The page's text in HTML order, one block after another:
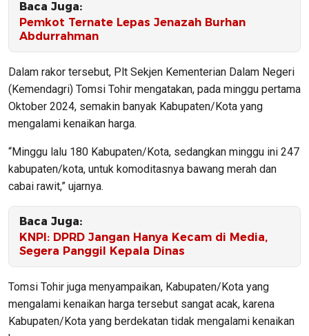
Baca Juga:
Pemkot Ternate Lepas Jenazah Burhan
Abdurrahman
Dalam rakor tersebut, Plt Sekjen Kementerian Dalam Negeri
(Kemendagri) Tomsi Tohir mengatakan, pada minggu pertama
Oktober 2024, semakin banyak Kabupaten/Kota yang
mengalami kenaikan harga.
“Minggu lalu 180 Kabupaten/Kota, sedangkan minggu ini 247
kabupaten/kota, untuk komoditasnya bawang merah dan
cabai rawit,” ujarnya.
Baca Juga:
KNPI: DPRD Jangan Hanya Kecam di Media,
Segera Panggil Kepala Dinas
Tomsi Tohir juga menyampaikan, Kabupaten/Kota yang
mengalami kenaikan harga tersebut sangat acak, karena
Kabupaten/Kota yang berdekatan tidak mengalami kenaikan